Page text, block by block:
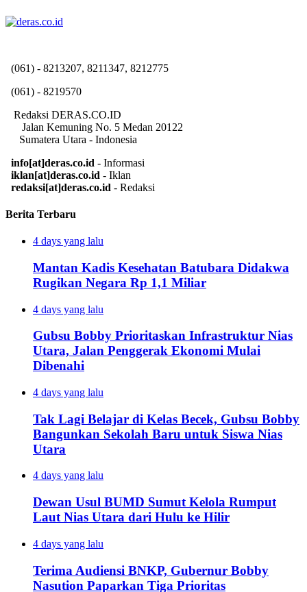
(061) - 8213207, 8211347, 8212775
(061) - 8219570
Redaksi DERAS.CO.ID
Jalan Kemuning No. 5 Medan 20122
Sumatera Utara - Indonesia
info[at]deras.co.id - Informasi
iklan[at]deras.co.id - Iklan
redaksi[at]deras.co.id - Redaksi
Berita Terbaru
4 days yang lalu
Mantan Kadis Kesehatan Batubara Didakwa
Rugikan Negara Rp 1,1 Miliar
4 days yang lalu
Gubsu Bobby Prioritaskan Infrastruktur Nias
Utara, Jalan Penggerak Ekonomi Mulai
Dibenahi
4 days yang lalu
Tak Lagi Belajar di Kelas Becek, Gubsu Bobby
Bangunkan Sekolah Baru untuk Siswa Nias
Utara
4 days yang lalu
Dewan Usul BUMD Sumut Kelola Rumput
Laut Nias Utara dari Hulu ke Hilir
4 days yang lalu
Terima Audiensi BNKP, Gubernur Bobby
Nasution Paparkan Tiga Prioritas